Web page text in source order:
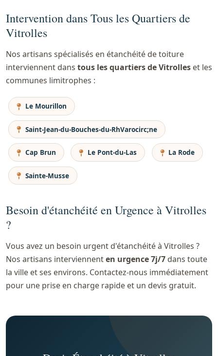
Intervention dans Tous les Quartiers de
Vitrolles
Nos artisans spécialisés en étanchéité de toiture
interviennent dans tous les quartiers de Vitrolles et les
communes limitrophes :
Le Mourillon
Saint-Jean-du-Bouches-du-RhVarocirc;ne
Cap Brun Le Pont-du-Las La Rode
Sainte-Musse
Besoin d'étanchéité en Urgence à Vitrolles
?
Vous avez un besoin urgent d'étanchéité à Vitrolles ?
Nos artisans interviennenten urgence 7j/7 dans toute
la ville et ses environs. Contactez-nous immédiatement
pour une prise en charge rapide et un devis gratuit.